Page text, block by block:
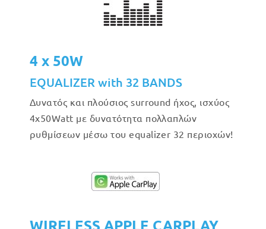
4 x 50W
EQUALIZER with 32 BANDS
Δυνατός και πλούσιος surround ήχος, ισχύος
4x50Watt με δυνατότητα πολλαπλών
ρυθμίσεων μέσω του equalizer 32 περιοχών!
WIRELESS APPLE CARPLAY